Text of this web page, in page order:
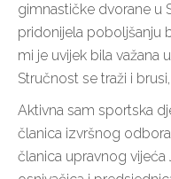
gimnastičke dvorane u
pridonijela poboljšanju
mi je uvijek bila važana
Stručnost se traži i
Aktivna sam sportska
članica izvršnog
članica upravnog